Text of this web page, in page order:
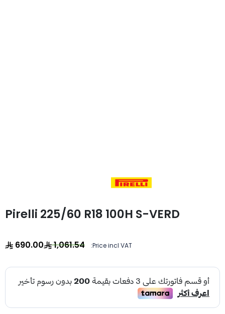
Pirelli 225/60 R18 100H S-VERD
Price incl VAT:
1,061.54
690.00